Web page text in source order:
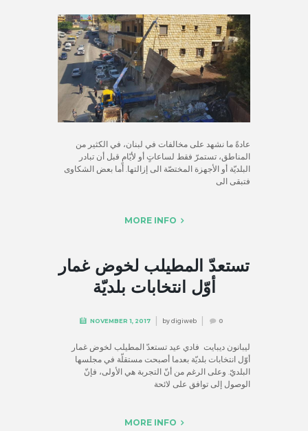
عادةً ما نشهد على مخالفات في لبنان، في الكثير من
المناطق، تستمرّ فقط لساعاتٍ أو لأيّامٍ قبل أن تبادر
البلديّة أو الأجهزة المختصّة الى إزالتها. أما بعض الشكاوى
فتبقى الى
MORE INFO
تستعدّ المطيلب لخوض غمار
أوّل انتخابات بلديّة
NOVEMBER 1, 2017 bydigiweb 0
ليبانون ديبايت فادي عيد تستعدّ المطيلب لخوض غمار
أوّل انتخابات بلديّة بعدما أصبحت مستقلّة في مجلسها
البلديّ. وعلى الرغم من أنّ التجربة هي الأولى، فإنّ
الوصول إلى توافق على لائحة
MORE INFO